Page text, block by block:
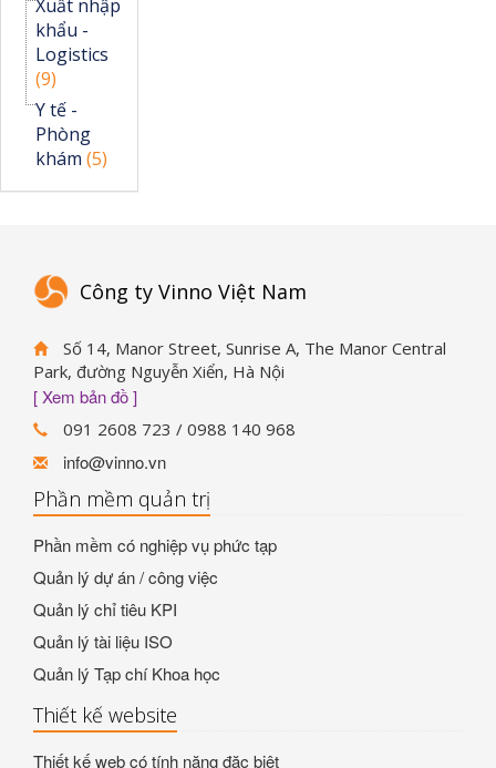
Xuất nhập
khẩu -
Logistics
(9)
Y tế -
Phòng
khám (5)
Công ty Vinno Việt Nam
Số 14, Manor Street, Sunrise A, The Manor Central
Park, đường Nguyễn Xiển, Hà Nội
[ Xem bản đồ ]
091 2608 723 / 0988 140 968
info@vinno.vn
Phần mềm quản trị
Phần mềm có nghiệp vụ phức tạp
Quản lý dự án / công việc
Quản lý chỉ tiêu KPI
Quản lý tài liệu ISO
Quản lý Tạp chí Khoa học
Thiết kế website
Thiết kế web có tính năng đặc biệt